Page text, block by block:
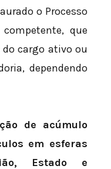
o Processo
que
cargo ativo ou
dependendo
de acúmulo
em esferas
Estado e